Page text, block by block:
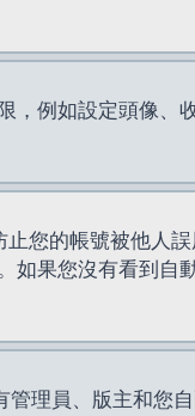
例如設定頭像、
您的帳號被他人
如果您沒有看到自
管理員、版主和您